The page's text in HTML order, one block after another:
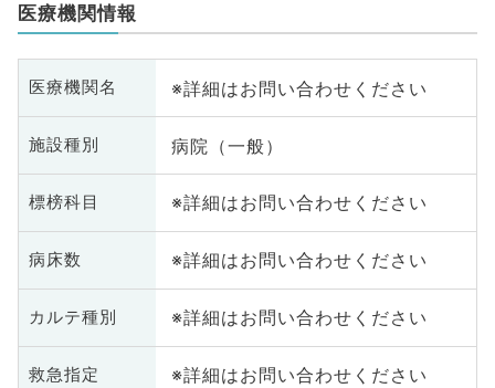
医療機関情報
医療機関名 ※詳細はお問い合わせください
施設種別 病院（一般）
標榜科目 ※詳細はお問い合わせください
病床数 ※詳細はお問い合わせください
カルテ種別 ※詳細はお問い合わせください
救急指定 ※詳細はお問い合わせください